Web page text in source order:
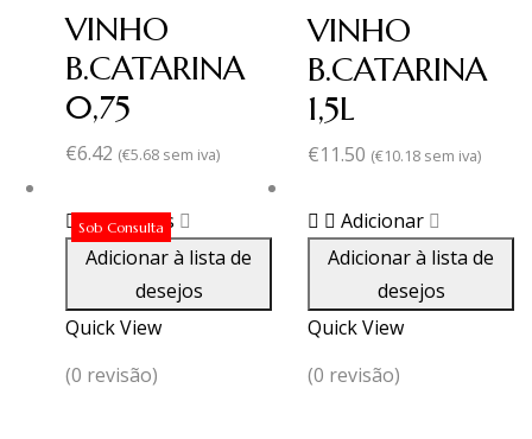
VINHO
B.CATARINA
0,75
€6.42 (€5.68 sem iva)
VINHO
B.CATARINA
1,5L
€11.50 (€10.18 sem iva)
Sob Consulta
Ler mais
Adicionar à lista de
desejos
Quick View
(0 revisão)
Adicionar
Adicionar à lista de
desejos
Quick View
(0 revisão)